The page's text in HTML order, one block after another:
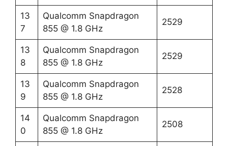
13
7
Qualcomm Snapdragon
855 @ 1.8 GHz
2529
13
8
Qualcomm Snapdragon
855 @ 1.8 GHz
2529
13
9
Qualcomm Snapdragon
855 @ 1.8 GHz
2528
14
0
Qualcomm Snapdragon
855 @ 1.8 GHz
2508